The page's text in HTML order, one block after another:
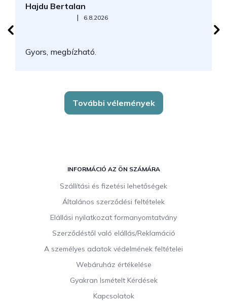
Hajdu Bertalan
Az áruház értékelése 5-ből 5 csillag.
| 6.8.2026
Gyors, megbízható.
További vélemények
INFORMÁCIÓ AZ ÖN SZÁMÁRA
Szállítási és fizetési lehetőségek
Általános szerződési feltételek
Elállási nyilatkozat formanyomtatvány
Szerződéstől való elállás/Reklamáció
A személyes adatok védelmének feltételei
Webáruház értékelése
Gyakran Ismételt Kérdések
Kapcsolatok